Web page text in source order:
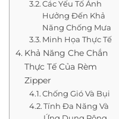
Các Yếu Tố Ảnh
Hưởng Đến Khả
Năng Chống Mưa
Minh Họa Thực Tế
Khả Năng Che Chắn
Thực Tế Của Rèm
Zipper
Chống Gió Và Bụi
Tính Đa Năng Và